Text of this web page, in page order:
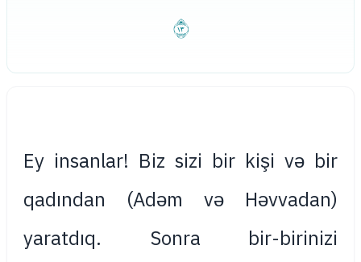
ﮋ
Ey insanlar! Biz sizi bir kişi və bir
qadından (Adəm və Həvvadan)
yaratdıq. Sonra bir-birinizi